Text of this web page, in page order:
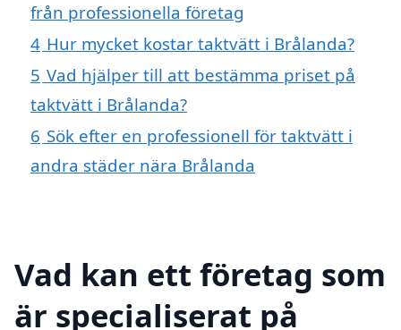
från professionella företag
4 Hur mycket kostar taktvätt i Brålanda?
5 Vad hjälper till att bestämma priset på
taktvätt i Brålanda?
6 Sök efter en professionell för taktvätt i
andra städer nära Brålanda
Vad kan ett företag som
är specialiserat på